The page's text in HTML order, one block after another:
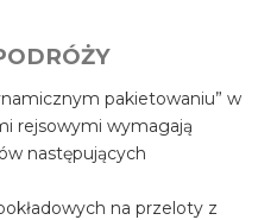
pakietowaniu” w
rejsowymi wymagają
następujących
na przeloty z